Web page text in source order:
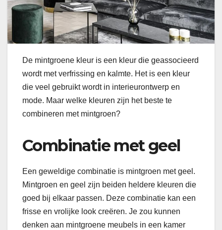
De mintgroene kleur is een kleur die geassocieerd
wordt met verfrissing en kalmte. Het is een kleur
die veel gebruikt wordt in interieurontwerp en
mode. Maar welke kleuren zijn het beste te
combineren met mintgroen?
Combinatie met geel
Een geweldige combinatie is mintgroen met geel.
Mintgroen en geel zijn beiden heldere kleuren die
goed bij elkaar passen. Deze combinatie kan een
frisse en vrolijke look creëren. Je zou kunnen
denken aan mintgroene meubels in een kamer